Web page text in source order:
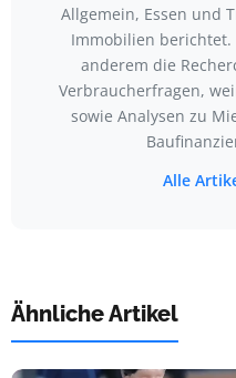
Allgemein, Essen und
Immobilien
anderem die
Verbraucherfragen,
sowie Analysen zu
Alle
Ähnliche Artikel